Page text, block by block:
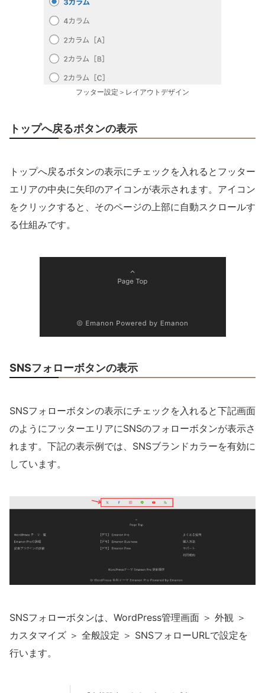
フッター設定＞レイアウトデザイン
トップへ戻るボタンの表示
トップへ戻るボタンの表示にチェックを入れるとフッター
エリアの中央に矢印のアイコンが表示されます。アイコン
をクリックすると、そのページの上部に自動スクロールす
る仕組みです。
SNSフォローボタンの表示
SNSフォローボタンの表示にチェックを入れると下記画面
のようにフッターエリアにSNSのフォローボタンが表示さ
れます。下記の表示例では、SNSブランドカラーを有効に
しています。
SNSフォローボタンは、WordPress管理画面 ＞ 外観 ＞
カスタマイズ ＞ 全般設定 ＞ SNSフォローURLで設定を
行います。